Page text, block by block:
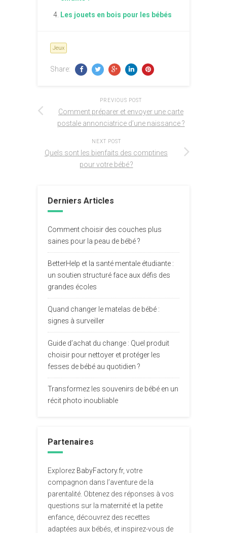
Les jouets en bois pour les bébés
Jeux
Share:
PREVIOUS POST
Comment préparer et envoyer une carte
postale annonciatrice d’une naissance ?
NEXT POST
Quels sont les bienfaits des comptines
pour votre bébé ?
Derniers Articles
Comment choisir des couches plus
saines pour la peau de bébé ?
BetterHelp et la santé mentale étudiante :
un soutien structuré face aux défis des
grandes écoles
Quand changer le matelas de bébé :
signes à surveiller
Guide d’achat du change : Quel produit
choisir pour nettoyer et protéger les
fesses de bébé au quotidien ?
Transformez les souvenirs de bébé en un
récit photo inoubliable
Partenaires
Explorez BabyFactory.fr, votre
compagnon dans l’aventure de la
parentalité. Obtenez des réponses à vos
questions sur la maternité et la petite
enfance, découvrez des recettes
adaptées aux bébés, et inspirez-vous de